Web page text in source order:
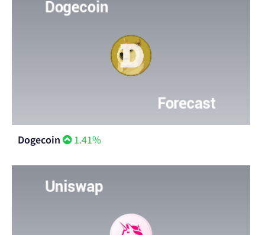
Dogecoin 1.41%